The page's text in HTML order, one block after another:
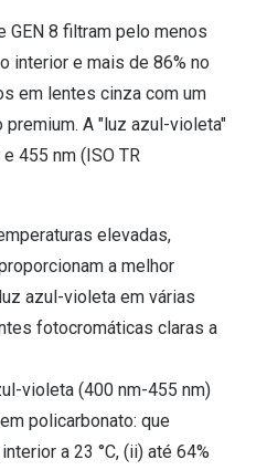
GEN 8 filtram pelo menos
interior e mais de 86% no
em lentes cinza com um
A "luz azul-violeta"
455 nm (ISO TR
elevadas,
a melhor
azul-violeta em várias
fotocromáticas claras a
violeta (400 nm-455 nm)
policarbonato: que
a 23 °C, (ii) até 64%